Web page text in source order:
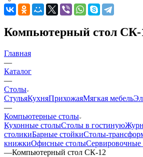
Компьютерный стол СК-
Главная
—
Каталог
—
Столы
СтульяКухняПрихожаяМягкая мебель
—
Компьютерные столы
Кухонные столыСтолы в гостиную
столикиБарные стойкиСтолы-
книжкиОфисные столыСервировочные
—Компьютерный стол СК-12